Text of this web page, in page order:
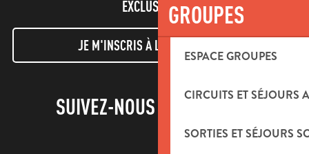
GROUPES
ESPACE GROUPES
CIRCUITS ET SÉJOURS
SORTIES ET SÉJOURS
EXCLUSIVES !
JE M'INSCRIS À LA NEWSLETTER
SUIVEZ-NOUS !